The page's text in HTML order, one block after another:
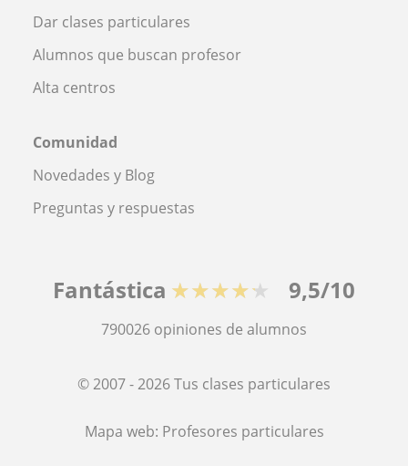
Dar clases particulares
Alumnos que buscan profesor
Alta centros
Comunidad
Novedades y Blog
Preguntas y respuestas
Fantástica ★★★★★ 9,5/10
790026 opiniones de alumnos
© 2007 - 2026 Tus clases particulares
Mapa web: Profesores particulares